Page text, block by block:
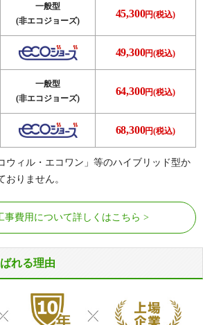
一般型
(非エコジョーズ)
45,300円(税込)
49,300円(税込)
一般型
(非エコジョーズ)
64,300円(税込)
68,300円(税込)
ウィル・エコワン」等のハイブリッド型か
おりません。
事費用について詳しくはこちら
れる理由